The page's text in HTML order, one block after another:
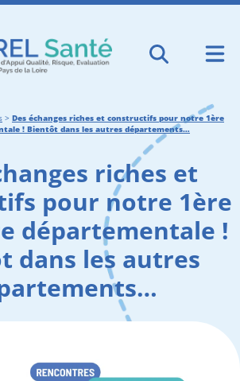
> Des échanges riches et constructifs pour notre 1ère
! Bientôt dans les autres départements…
riches et
pour notre 1ère
départementale !
dans les autres